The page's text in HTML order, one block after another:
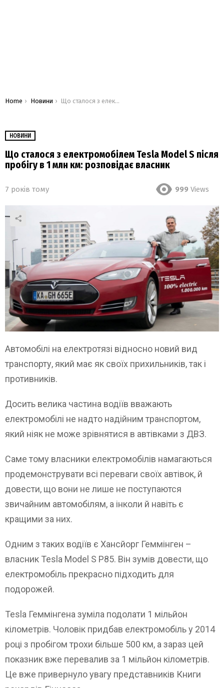
You are here:
Home Новини Що сталося з електромобілем Tesla Model S після пробігу в 1 млн км: розповідає власник
НОВИНИ
Що сталося з електромобілем Tesla Model S після
пробігу в 1 млн км: розповідає власник
7 років тому 999 Views
Автомобілі на електротязі відносно новий вид
транспорту, який має як своїх прихильників, так і
противників.
Досить велика частина водіїв вважають
електромобілі не надто надійним транспортом,
який ніяк не може зрівнятися в автівками з ДВЗ.
Саме тому власники електромобілів намагаються
продемонструвати всі переваги своїх автівок, й
довести, що вони не лише не поступаются
звичайним автомобілям, а інколи й навіть є
кращими за них.
Одним з таких водіїв є Хансйорг Геммінген –
власник Tesla Model S P85. Він зумів довести, що
електромобіль прекрасно підходить для
подорожей.
Tesla Геммінгена зуміла подолати 1 мільйон
кілометрів. Чоловік придбав електромобіль у 2014
році з пробігом трохи більше 500 км, а зараз цей
показник вже перевалив за 1 мільйон кілометрів.
Це вже привернуло увагу представників Книги